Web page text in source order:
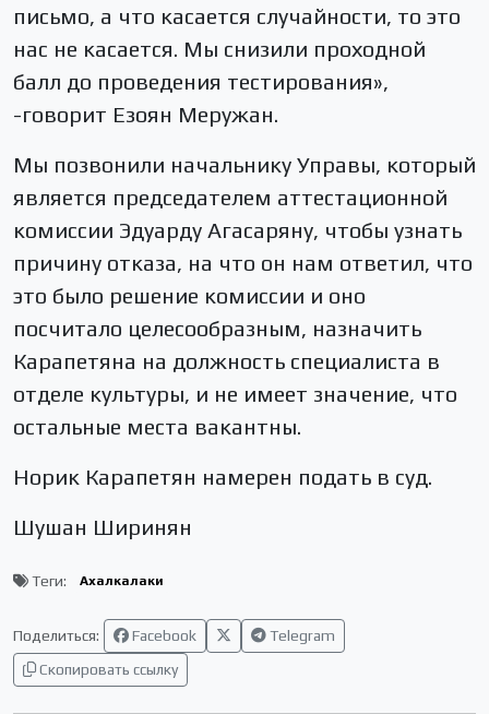
письмо, а что касается случайности, то это
нас не касается. Мы снизили проходной
балл до проведения тестирования»,
-говорит Езоян Меружан.
Мы позвонили начальнику Управы, который
является председателем аттестационной
комиссии Эдуарду Агасаряну, чтобы узнать
причину отказа, на что он нам ответил, что
это было решение комиссии и оно
посчитало целесообразным, назначить
Карапетяна на должность специалиста в
отделе культуры, и не имеет значение, что
остальные места вакантны.
Норик Карапетян намерен подать в суд.
Шушан Ширинян
Теги: Ахалкалаки
Поделиться: Facebook
Telegram
Скопировать ссылку